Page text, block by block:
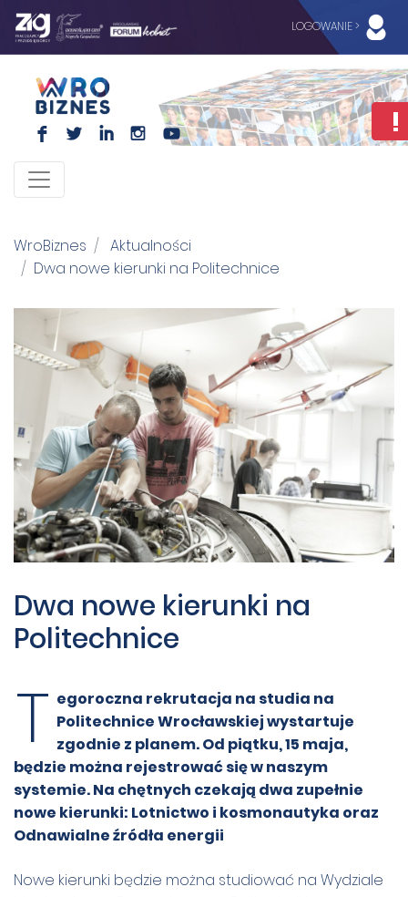
LOGOWANIE >
F L I I
WroBiznes
Aktualności
Dwa nowe kierunki na Politechnice
Dwa nowe kierunki na
Politechnice
T egoroczna rekrutacja na studia na
Politechnice Wrocławskiej wystartuje
zgodnie z planem. Od piątku, 15 maja,
będzie można rejestrować się w naszym
systemie. Na chętnych czekają dwa zupełnie
nowe kierunki: Lotnictwo i kosmonautyka oraz
Odnawialne źródła energii
Nowe kierunki będzie można studiować na Wydziale